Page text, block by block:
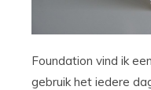
Foundation vind ik
gebruik het iedere